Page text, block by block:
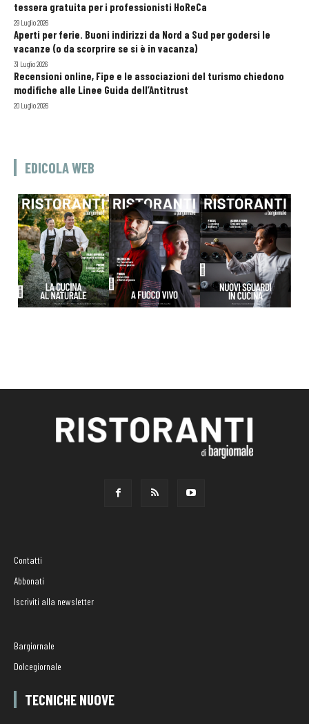
tessera gratuita per i professionisti HoReCa
29 Luglio 2026
Aperti per ferie. Buoni indirizzi da Nord a Sud per godersi le
vacanze (o da scorprire se si è in vacanza)
31 Luglio 2026
Recensioni online, Fipe e le associazioni del turismo chiedono
modifiche alle Linee Guida dell’Antitrust
20 Luglio 2026
EDICOLA WEB
Contatti
Abbonati
Iscriviti alla newsletter
Bargiornale
Dolcegiornale
TECNICHE NUOVE